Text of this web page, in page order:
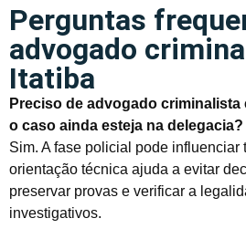
Perguntas
advogado
Itatiba
Preciso de advogado criminalista
o caso ainda esteja na delegacia?
Sim. A fase policial pode influenciar
orientação técnica ajuda a evitar
preservar provas e verificar a
investigativos.